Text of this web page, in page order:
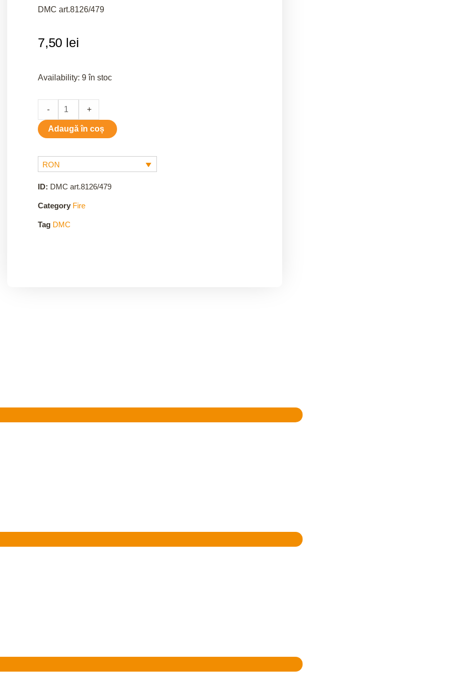
DMC art.8126/479
7,50 lei
Availability: 9 în stoc
479
-
+
Adaugă în coș
RON
ID: DMC art.8126/479
Category Fire
Tag DMC